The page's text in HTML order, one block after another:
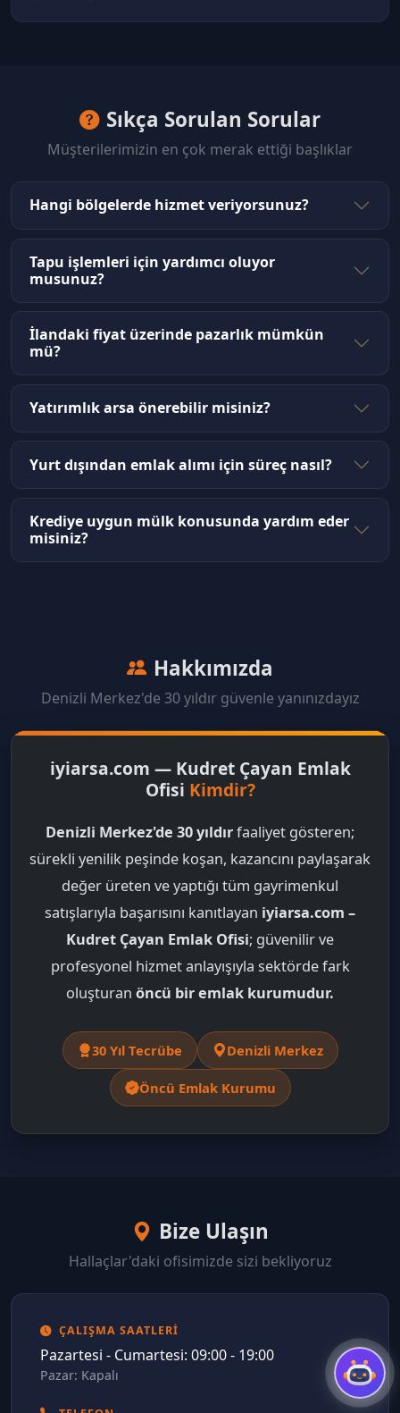
Sıkça Sorulan Sorular
Müşterilerimizin en çok merak ettiği başlıklar
Hangi bölgelerde hizmet veriyorsunuz?
Tapu işlemleri için yardımcı oluyor
musunuz?
İlandaki fiyat üzerinde pazarlık mümkün
mü?
Yatırımlık arsa önerebilir misiniz?
Yurt dışından emlak alımı için süreç nasıl?
Krediye uygun mülk konusunda yardım eder
misiniz?
Hakkımızda
Denizli Merkez'de 30 yıldır güvenle yanınızdayız
iyiarsa.com — Kudret Çayan Emlak
Ofisi Kimdir?
Denizli Merkez'de 30 yıldırfaaliyet gösteren;
sürekli yenilik peşinde koşan, kazancını paylaşarak
değer üreten ve yaptığı tüm gayrimenkul
satışlarıyla başarısını kanıtlayan iyiarsa.com –
Kudret Çayan Emlak Ofisi; güvenilir ve
profesyonel hizmet anlayışıyla sektörde fark
oluşturan öncü bir emlak kurumudur.
30 Yıl Tecrübe Denizli Merkez
Öncü Emlak Kurumu
Bize Ulaşın
Hallaçlar'daki ofisimizde sizi bekliyoruz
ÇALIŞMA SAATLERI
Pazartesi - Cumartesi: 09:00 - 19:00
Pazar: Kapalı